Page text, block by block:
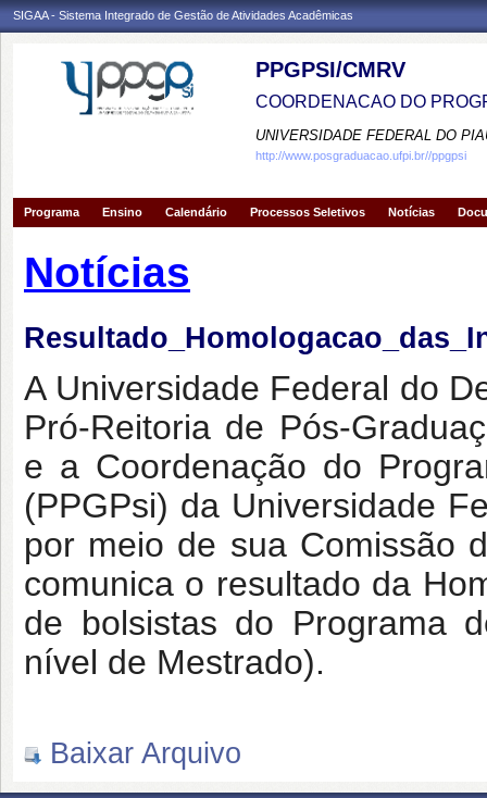
SIGAA - Sistema Integrado de Gestão de Atividades Acadêmicas
PPGPSI/CMRV
COORDENACAO DO
UNIVERSIDADE FEDERAL DO
http://www.posgraduacao.ufpi.br//ppgpsi
Programa Ensino Calendário Processos Seletivos Notícias
Notícias
A Universidade Federal do
Pró-Reitoria de Pós-
e a Coordenação do
(PPGPsi) da Universidade
por meio de sua Comissão
comunica o resultado da
de bolsistas do Programa
nível de Mestrado).
Baixar Arquivo